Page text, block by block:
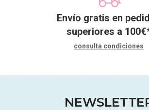
Envío gratis en
superiores a 100€
consulta condiciones